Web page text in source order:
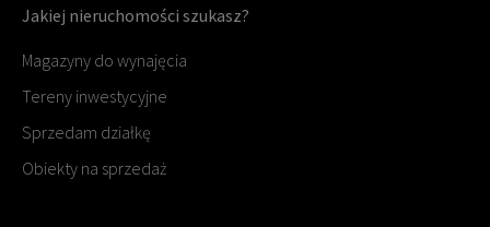
Jakiej nieruchomości szukasz?
Magazyny do wynajęcia
Tereny inwestycyjne
Sprzedam działkę
Obiekty na sprzedaż